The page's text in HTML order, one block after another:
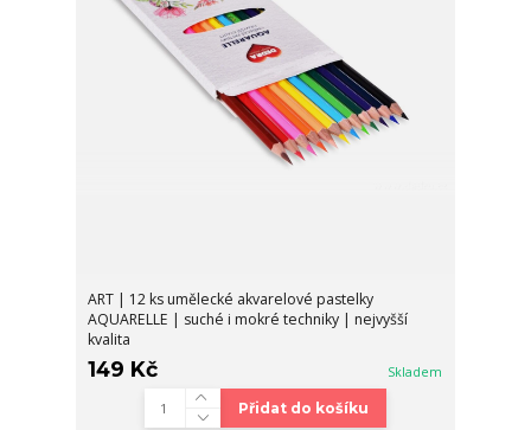
ART | 12 ks umělecké akvarelové pastelky
AQUARELLE | suché i mokré techniky | nejvyšší
kvalita
149 Kč Skladem
Přidat do košíku